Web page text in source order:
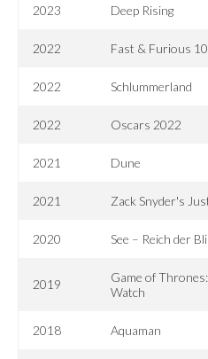
2023 Deep Rising
2022 Fast & Furious 10
2022 Schlummerland
2022 Oscars 2022
2021 Dune
2021 Zack Snyder's
2020 See – Reich der
2019
Game of
Watch
2018 Aquaman